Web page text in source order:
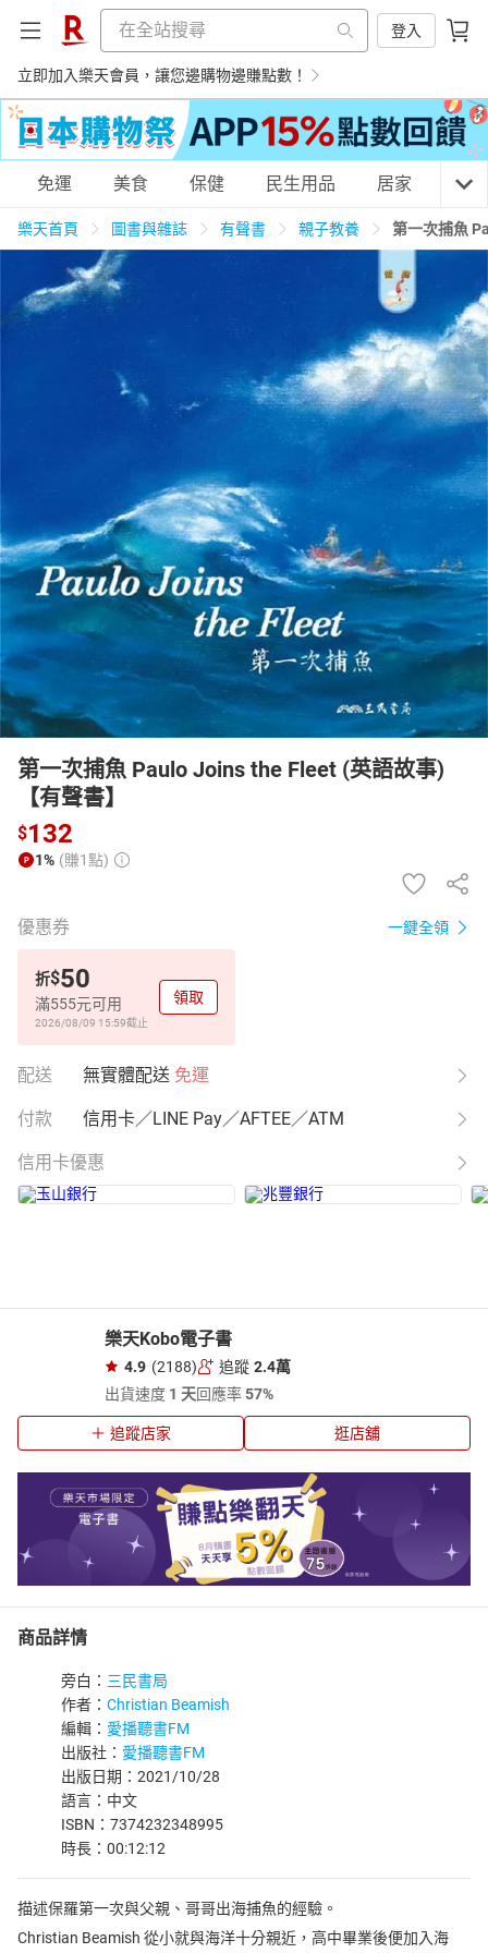
登入
立即加入樂天會員，讓您邊購物邊賺點數！
購物網分類
天天免運 民生用品
運動休閒 親子玩具
男裝 情趣用品
日本購物 電子/紙本書
HOT
免運 美食 保健 民生用品 居家 3C
樂天首頁 圖書與雜誌 有聲書 親子教養 第一次捕魚
第一次捕魚 Paulo Joins the Fleet (英語故事)
【有聲書】
$132
1% (賺1點)
優惠券 一鍵全領
折$50
滿555元可用
2026/08/09 15:59截止
領取
配送 無實體配送 免運
付款 信用卡／LINE Pay／AFTEE／ATM
信用卡優惠
樂天Kobo電子書
4.9 (2188) 追蹤 2.4萬
出貨速度 1 天回應率57%
追蹤店家 逛店舖
商品詳情
旁白： 三民書局
作者： Christian Beamish
編輯： 愛播聽書FM
出版社： 愛播聽書FM
出版日期：2021/10/28
語言：中文
ISBN：7374232348995
時長：00:12:12
描述保羅第一次與父親、哥哥出海捕魚的經驗。
Christian Beamish 從小就與海洋十分親近，高中畢業後便加入海